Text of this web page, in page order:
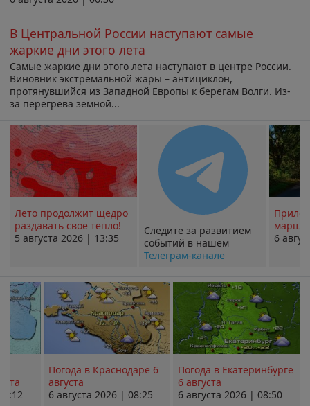
В Центральной России наступают самые
жаркие дни этого лета
Самые жаркие дни этого лета наступают в центре России.
Виновник экстремальной жары – антициклон,
протянувшийся из Западной Европы к берегам Волги. Из-
за перегрева земной...
Лето продолжит щедро
раздавать своё тепло!
5 августа 2026 | 13:35
Следите за развитием
событий в нашем
Телеграм-канале
6
Погода в Краснодаре 6
августа
6 августа 2026 | 08:25
Погода в Екатеринбурге
6 августа
6 августа 2026 | 08:50